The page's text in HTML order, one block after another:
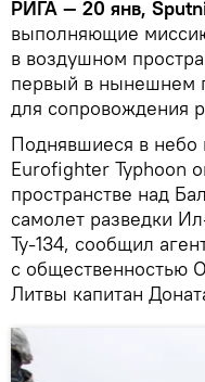
РИГА — 20 янв,
выполняющие
в воздушном
первый в нынешнем
для сопровождения
Поднявшиеся в небо
Eurofighter Typhoon
пространстве над
самолет разведки
Ту-134, сообщил
с общественностью
Литвы капитан